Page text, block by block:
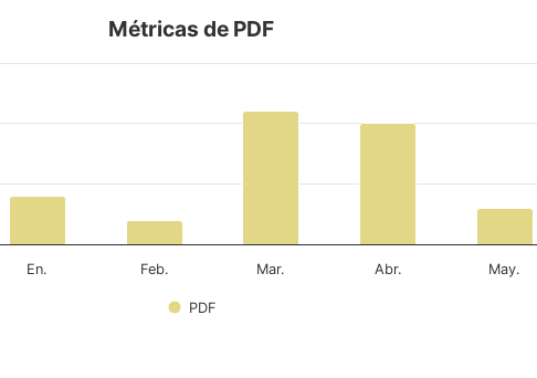
Métricas de PDF
PDF
En. Feb. Mar. Abr. May.